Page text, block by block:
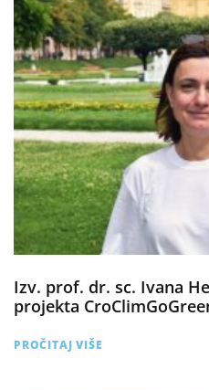
Izv. prof. dr. sc. Ivana
projekta
PROČITAJ VIŠE